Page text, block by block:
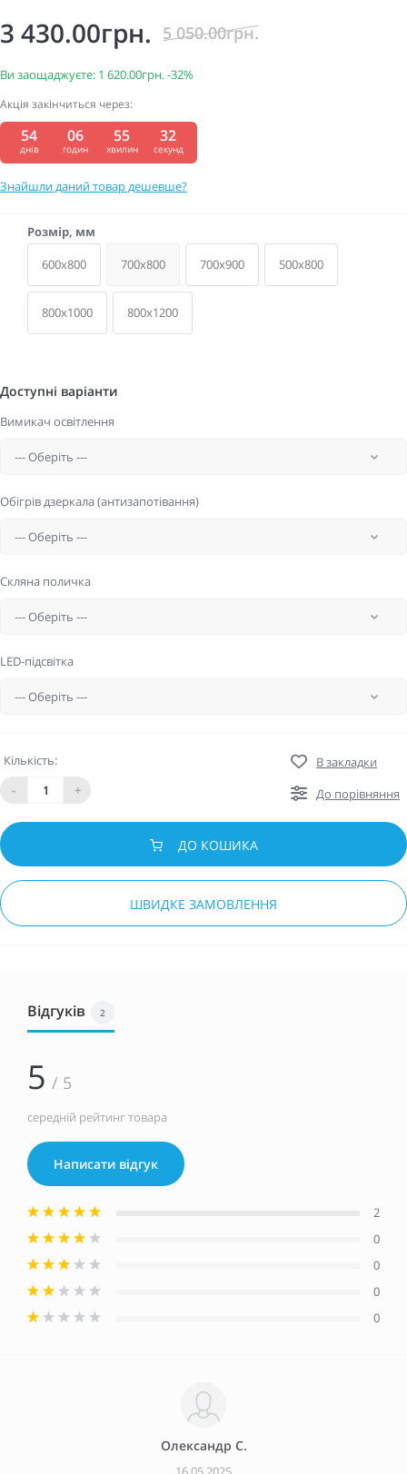
3 430.00грн. 5 050.00грн.
Ви заощаджуєте: 1 620.00грн.-32%
Акція закінчиться через:
54
днів
06
годин
55
хвилин
31
секунд
Знайшли даний товар дешевше?
Розмір, мм
600x800
700x800 700x900 500x800
800x1000 800x1200
Доступні варіанти
Вимикач освітлення
Обігрів дзеркала (антизапотівання)
Скляна поличка
LED-підсвітка
Кількість:
-
+
В закладки
До порівняння
ДО КОШИКА
ШВИДКЕ ЗАМОВЛЕННЯ
Відгуків 2
5 / 5
середній рейтинг товара
Написати відгук
2
0
0
0
0
Олександр С.